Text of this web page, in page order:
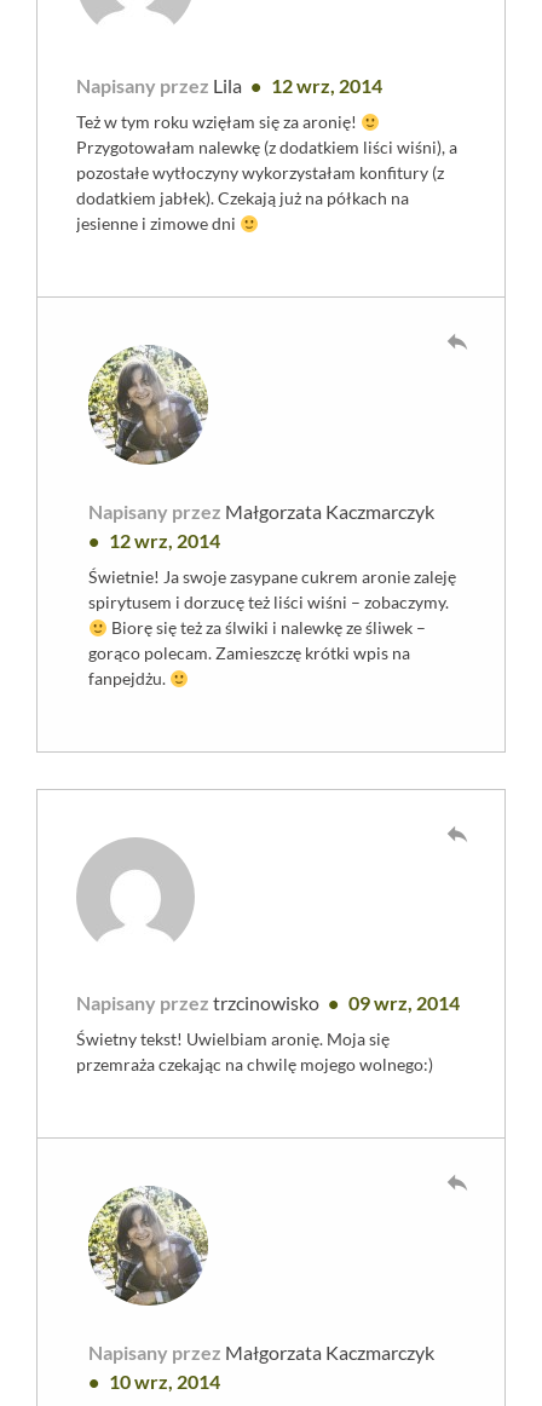
Napisany przez Lila 12 wrz, 2014
Też w tym roku wzięłam się za aronię!
Przygotowałam nalewkę (z dodatkiem liści wiśni), a
pozostałe wytłoczyny wykorzystałam konfitury (z
dodatkiem jabłek). Czekają już na półkach na
jesienne i zimowe dni
Napisany przez Małgorzata Kaczmarczyk
12 wrz, 2014
Świetnie! Ja swoje zasypane cukrem aronie zaleję
spirytusem i dorzucę też liści wiśni – zobaczymy.
Biorę się też za ślwiki i nalewkę ze śliwek –
gorąco polecam. Zamieszczę krótki wpis na
fanpejdżu.
reply
Napisany przez trzcinowisko 09 wrz, 2014
Świetny tekst! Uwielbiam aronię. Moja się
przemraża czekając na chwilę mojego wolnego:)
reply
Napisany przez Małgorzata Kaczmarczyk
10 wrz, 2014
reply